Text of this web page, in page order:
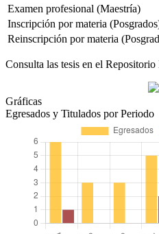
Examen profesional (Maestría)
Inscripción por materia
Reinscripción por materia
Consulta las tesis en el
Gráficas
Egresados y Titulados por Periodo